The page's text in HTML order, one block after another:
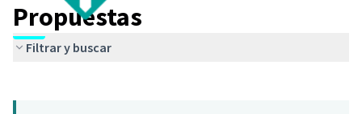
Propuestas
Filtrar y buscar